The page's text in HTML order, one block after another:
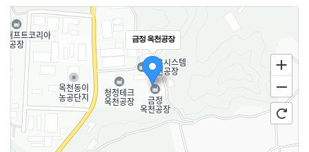
금정 옥천공장